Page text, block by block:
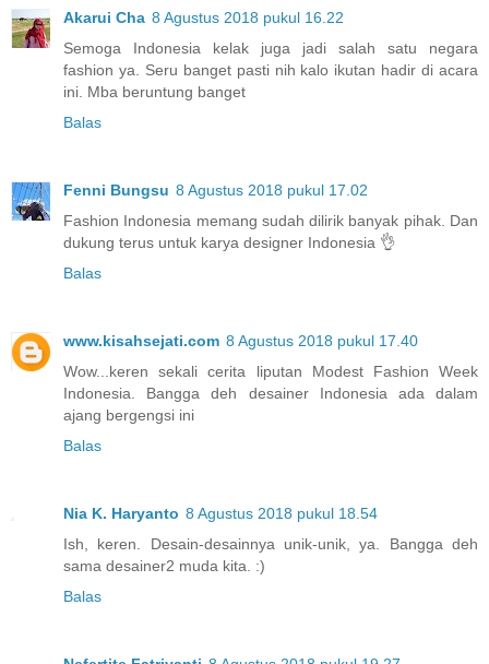
Akarui Cha 8 Agustus 2018 pukul 16.22
Semoga Indonesia kelak juga jadi salah satu negara
fashion ya. Seru banget pasti nih kalo ikutan hadir di acara
ini. Mba beruntung banget
Balas
Fenni Bungsu 8 Agustus 2018 pukul 17.02
Fashion Indonesia memang sudah dilirik banyak pihak. Dan
dukung terus untuk karya designer Indonesia 👌
Balas
www.kisahsejati.com 8 Agustus 2018 pukul 17.40
Wow...keren sekali cerita liputan Modest Fashion Week
Indonesia. Bangga deh desainer Indonesia ada dalam
ajang bergengsi ini
Balas
Nia K. Haryanto 8 Agustus 2018 pukul 18.54
Ish, keren. Desain-desainnya unik-unik, ya. Bangga deh
sama desainer2 muda kita. :)
Balas